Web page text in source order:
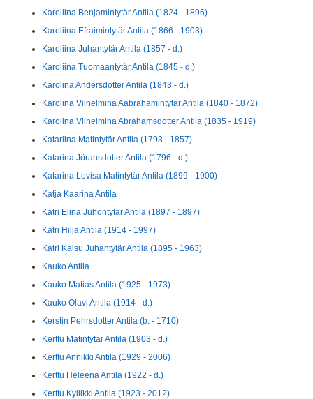
Karoliina Benjamintytär Antila (1824 - 1896)
Karoliina Efraimintytär Antila (1866 - 1903)
Karoliina Juhantytär Antila (1857 - d.)
Karoliina Tuomaantytär Antila (1845 - d.)
Karolina Andersdotter Antila (1843 - d.)
Karolina Vilhelmina Aabrahamintytär Antila (1840 - 1872)
Karolina Vilhelmina Abrahamsdotter Antila (1835 - 1919)
Katariina Matintytär Antila (1793 - 1857)
Katarina Jöransdotter Antila (1796 - d.)
Katarina Lovisa Matintytär Antila (1899 - 1900)
Katja Kaarina Antila
Katri Elina Juhontytär Antila (1897 - 1897)
Katri Hilja Antila (1914 - 1997)
Katri Kaisu Juhantytär Antila (1895 - 1963)
Kauko Antila
Kauko Matias Antila (1925 - 1973)
Kauko Olavi Antila (1914 - d.)
Kerstin Pehrsdotter Antila (b. - 1710)
Kerttu Matintytär Antila (1903 - d.)
Kerttu Annikki Antila (1929 - 2006)
Kerttu Heleena Antila (1922 - d.)
Kerttu Kyllikki Antila (1923 - 2012)